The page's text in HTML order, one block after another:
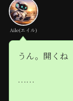
Aile(エイル)
うん。開くね
……